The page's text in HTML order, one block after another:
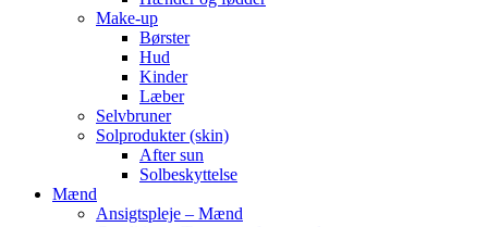
Make-up
Børster
Hud
Kinder
Læber
Selvbruner
Solprodukter (skin)
After sun
Solbeskyttelse
Mænd
Ansigtspleje – Mænd